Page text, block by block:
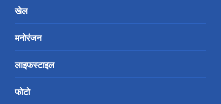
खेल
मनोरंजन
लाइफस्टाइल
फोटो